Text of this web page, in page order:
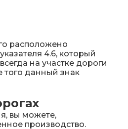
расположено
4.6, который
на участке дороги
того данный знак
вы можете,
производство.